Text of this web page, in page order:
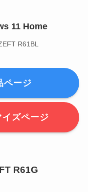
11 Home
R61BL
ページ
ズページ
R61G